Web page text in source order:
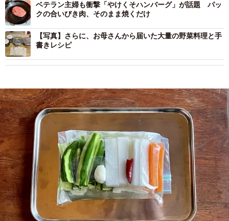
ベテラン主婦も衝撃「やけくそハンバーグ」が話題 パッ
クの合いびき肉、そのまま焼くだけ
【写真】さらに、お母さんから届いた大量の野菜料理と手
書きレシピ